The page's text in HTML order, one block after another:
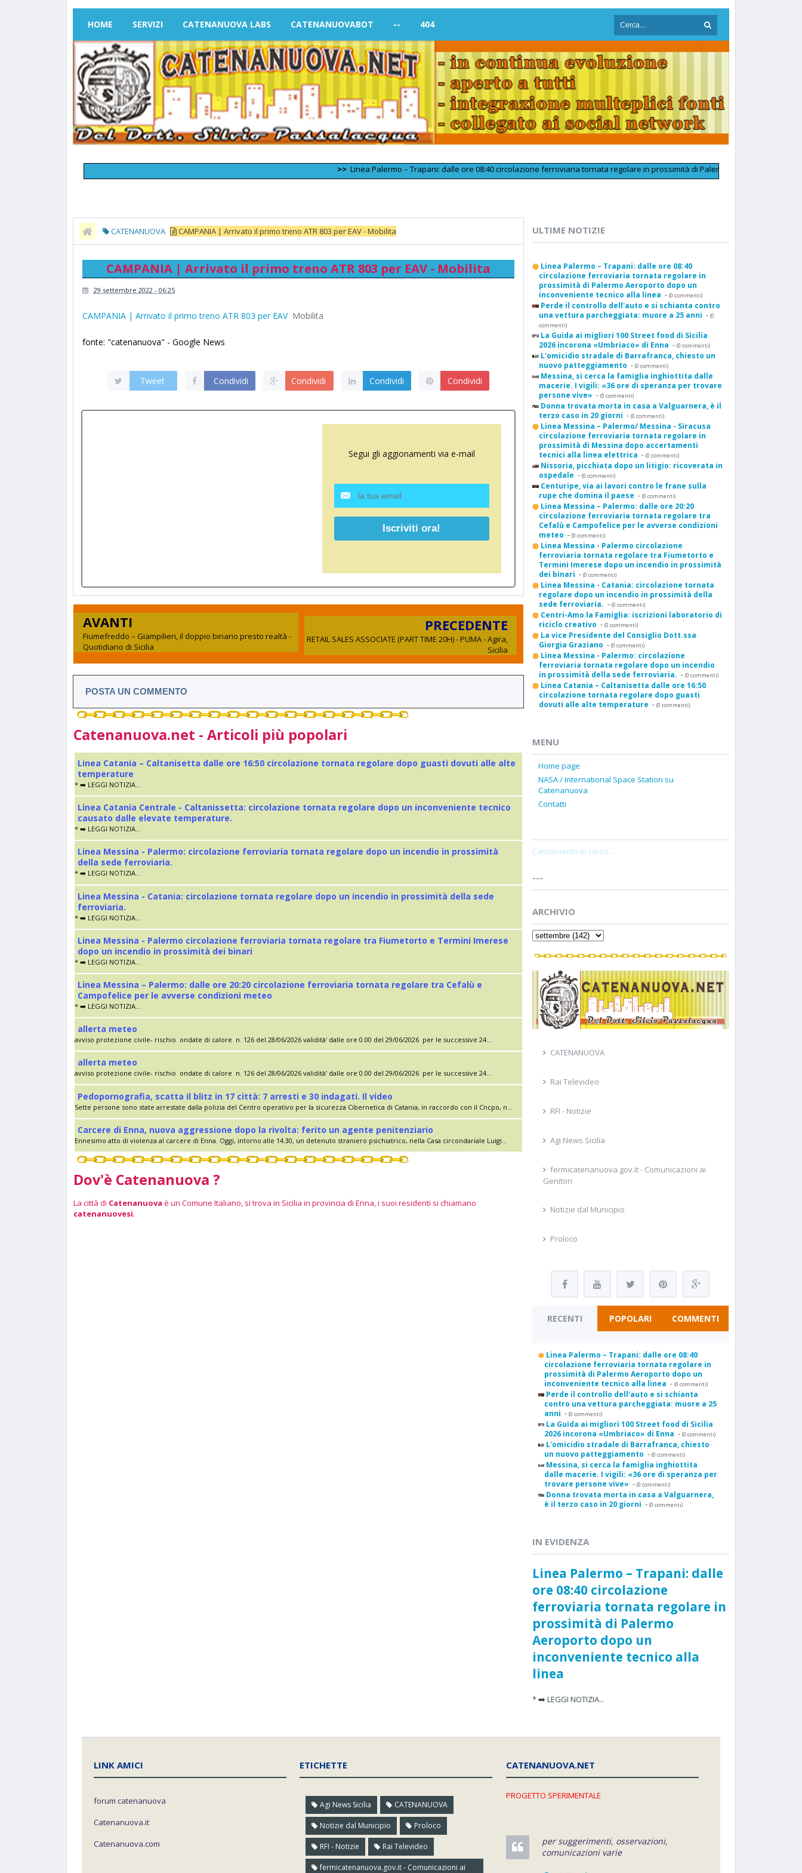
HOME SERVIZI CATENANUOVA LABS CATENANUOVABOT -- 404
Linea Palermo – Trapani: dalle ore 08:40 circolazione ferroviaria tornata regolare in prossimità di Palermo Aeroporto dopo un
CATENANUOVA CAMPANIA | Arrivato il primo treno ATR 803 per EAV - Mobilita
CAMPANIA | Arrivato il primo treno ATR 803 per EAV - Mobilita
29 settembre 2022 - 06:25
CAMPANIA | Arrivato il primo treno ATR 803 per EAV Mobilita
fonte: "catenanuova" - Google News
Tweet Condividi Condividi Condividi Condividi
Segui gli aggionamenti via e-mail
AVANTI
Fiumefreddo – Giampilieri, il doppio binario presto realtà -
Quotidiano di Sicilia
PRECEDENTE
RETAIL SALES ASSOCIATE (PART TIME 20H) - PUMA - Agira,
Sicilia
POSTA UN COMMENTO
Catenanuova.net - Articoli più popolari
Linea Catania – Caltanisetta dalle ore 16:50 circolazione tornata regolare dopo guasti dovuti alle alte
temperature
* ➡️ LEGGI NOTIZIA...
Linea Catania Centrale - Caltanissetta: circolazione tornata regolare dopo un inconveniente tecnico
causato dalle elevate temperature.
* ➡️ LEGGI NOTIZIA...
Linea Messina - Palermo: circolazione ferroviaria tornata regolare dopo un incendio in prossimità
della sede ferroviaria.
* ➡️ LEGGI NOTIZIA...
Linea Messina - Catania: circolazione tornata regolare dopo un incendio in prossimità della sede
ferroviaria.
* ➡️ LEGGI NOTIZIA...
Linea Messina - Palermo circolazione ferroviaria tornata regolare tra Fiumetorto e Termini Imerese
dopo un incendio in prossimità dei binari
* ➡️ LEGGI NOTIZIA...
Linea Messina – Palermo: dalle ore 20:20 circolazione ferroviaria tornata regolare tra Cefalù e
Campofelice per le avverse condizioni meteo
* ➡️ LEGGI NOTIZIA...
allerta meteo
avviso protezione civile- rischio ondate di calore n. 126 del 28/06/2026 validità' dalle ore 0.00 del 29/06/2026 per le successive 24...
allerta meteo
avviso protezione civile- rischio ondate di calore n. 126 del 28/06/2026 validità' dalle ore 0.00 del 29/06/2026 per le successive 24...
Pedopornografia, scatta il blitz in 17 città: 7 arresti e 30 indagati. Il video
Sette persone sono state arrestate dalla polizia del Centro operativo per la sicurezza Cibernetica di Catania, in raccordo con il Cncpo, n...
Carcere di Enna, nuova aggressione dopo la rivolta: ferito un agente penitenziario
Ennesimo atto di violenza al carcere di Enna. Oggi, intorno alle 14.30, un detenuto straniero psichiatrico, nella Casa circondariale Luigi...
Dov'è Catenanuova ?
La città di Catenanuova è un Comune Italiano, si trova in Sicilia in provincia di Enna, i suoi residenti si chiamano
catenanuovesi.
ULTIME NOTIZIE
Linea Palermo – Trapani: dalle ore 08:40
circolazione ferroviaria tornata regolare in
prossimità di Palermo Aeroporto dopo un
inconveniente tecnico alla linea - (0 commenti)
Perde il controllo dell'auto e si schianta contro
una vettura parcheggiata: muore a 25 anni - (0
commenti)
La Guida ai migliori 100 Street food di Sicilia
2026 incorona «Umbriaco» di Enna - (0 commenti)
L'omicidio stradale di Barrafranca, chiesto un
nuovo patteggiamento - (0 commenti)
Messina, si cerca la famiglia inghiottita dalle
macerie. I vigili: «36 ore di speranza per trovare
persone vive» - (0 commenti)
Donna trovata morta in casa a Valguarnera, è il
terzo caso in 20 giorni - (0 commenti)
Linea Messina – Palermo/ Messina - Siracusa
circolazione ferroviaria tornata regolare in
prossimità di Messina dopo accertamenti
tecnici alla linea elettrica - (0 commenti)
Nissoria, picchiata dopo un litigio: ricoverata in
ospedale - (0 commenti)
Centuripe, via ai lavori contro le frane sulla
rupe che domina il paese - (0 commenti)
Linea Messina – Palermo: dalle ore 20:20
circolazione ferroviaria tornata regolare tra
Cefalù e Campofelice per le avverse condizioni
meteo - (0 commenti)
Linea Messina - Palermo circolazione
ferroviaria tornata regolare tra Fiumetorto e
Termini Imerese dopo un incendio in prossimità
dei binari - (0 commenti)
Linea Messina - Catania: circolazione tornata
regolare dopo un incendio in prossimità della
sede ferroviaria. - (0 commenti)
Centri-Amo la Famiglia: iscrizioni laboratorio di
riciclo creativo - (0 commenti)
La vice Presidente del Consiglio Dott.ssa
Giorgia Graziano - (0 commenti)
Linea Messina - Palermo: circolazione
ferroviaria tornata regolare dopo un incendio
in prossimità della sede ferroviaria. - (0 commenti)
Linea Catania – Caltanisetta dalle ore 16:50
circolazione tornata regolare dopo guasti
dovuti alle alte temperature - (0 commenti)
MENU
Home page
NASA / International Space Station su
Catenanuova
Contatti
Caricamento in corso...
---
ARCHIVIO
CATENANUOVA
Rai Televideo
RFI - Notizie
Agi News Sicilia
fermicatenanuova.gov.it - Comunicazioni ai
Genitori
Notizie dal Municipio
Proloco
RECENTI POPOLARI COMMENTI
Linea Palermo – Trapani: dalle ore 08:40
circolazione ferroviaria tornata regolare in
prossimità di Palermo Aeroporto dopo un
inconveniente tecnico alla linea - (0 commenti)
Perde il controllo dell'auto e si schianta
contro una vettura parcheggiata: muore a 25
anni - (0 commenti)
La Guida ai migliori 100 Street food di Sicilia
2026 incorona «Umbriaco» di Enna - (0 commenti)
L'omicidio stradale di Barrafranca, chiesto
un nuovo patteggiamento - (0 commenti)
Messina, si cerca la famiglia inghiottita
dalle macerie. I vigili: «36 ore di speranza per
trovare persone vive» - (0 commenti)
Donna trovata morta in casa a Valguarnera,
è il terzo caso in 20 giorni - (0 commenti)
IN EVIDENZA
Linea Palermo – Trapani: dalle
ore 08:40 circolazione
ferroviaria tornata regolare in
prossimità di Palermo
Aeroporto dopo un
inconveniente tecnico alla
linea
* ➡️ LEGGI NOTIZIA...
LINK AMICI
forum catenanuova
Catenanuova.it
Catenanuova.com
ETICHETTE
Agi News Sicilia CATENANUOVA
Notizie dal Municipio Proloco
RFI - Notizie Rai Televideo
fermicatenanuova.gov.it - Comunicazioni ai
CATENANUOVA.NET
PROGETTO SPERIMENTALE
per suggerimenti, osservazioni,
comunicazioni varie